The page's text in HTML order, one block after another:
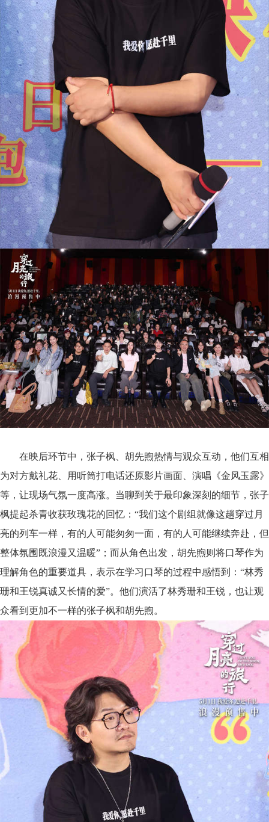
在映后环节中，张子枫、胡先煦热情与观众互动， 他们互相
为对方戴礼花 、用听筒打电话还原影片画面 、演唱《金风玉露》
等，让现场气氛一度高涨。 当聊到关于最印象深刻的细节， 张子
枫提起杀青收获玫瑰花的回忆： “我们这个剧组就像这趟穿过月
亮的列车一样，有的人可能匆匆一面，有的人可能继续奔赴，但
整体氛围既浪漫又温暖” ；而从角色出发， 胡先煦则将口琴作为
理解角色的重要道具，表示在学习口琴的过程中感悟到： “林秀
珊和王锐真诚又长情的爱”。 他们演活了林秀珊和王锐，也让观
众看到更加不一样的张子枫和胡先煦。